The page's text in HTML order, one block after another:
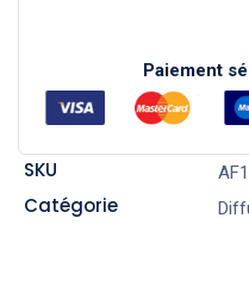
Paiement
SKU
Catégorie